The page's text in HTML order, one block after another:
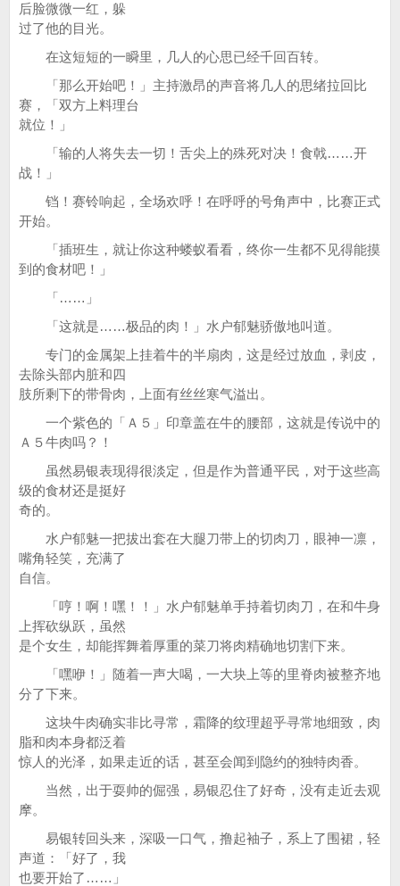
后脸微微一红，躲
过了他的目光。
在这短短的一瞬里，几人的心思已经千回百转。
「那么开始吧！」主持激昂的声音将几人的思绪拉回比
赛，「双方上料理台
就位！」
「输的人将失去一切！舌尖上的殊死对决！食戟……开
战！」
铛！赛铃响起，全场欢呼！在呼呼的号角声中，比赛正式
开始。
「插班生，就让你这种蝼蚁看看，终你一生都不见得能摸
到的食材吧！」
「……」
「这就是……极品的肉！」水户郁魅骄傲地叫道。
专门的金属架上挂着牛的半扇肉，这是经过放血，剥皮，
去除头部内脏和四
肢所剩下的带骨肉，上面有丝丝寒气溢出。
一个紫色的「Ａ５」印章盖在牛的腰部，这就是传说中的
Ａ５牛肉吗？！
虽然易银表现得很淡定，但是作为普通平民，对于这些高
级的食材还是挺好
奇的。
水户郁魅一把拔出套在大腿刀带上的切肉刀，眼神一凛，
嘴角轻笑，充满了
自信。
「哼！啊！嘿！！」水户郁魅单手持着切肉刀，在和牛身
上挥砍纵跃，虽然
是个女生，却能挥舞着厚重的菜刀将肉精确地切割下来。
「嘿咿！」随着一声大喝，一大块上等的里脊肉被整齐地
分了下来。
这块牛肉确实非比寻常，霜降的纹理超乎寻常地细致，肉
脂和肉本身都泛着
惊人的光泽，如果走近的话，甚至会闻到隐约的独特肉香。
当然，出于耍帅的倔强，易银忍住了好奇，没有走近去观
摩。
易银转回头来，深吸一口气，撸起袖子，系上了围裙，轻
声道：「好了，我
也要开始了……」